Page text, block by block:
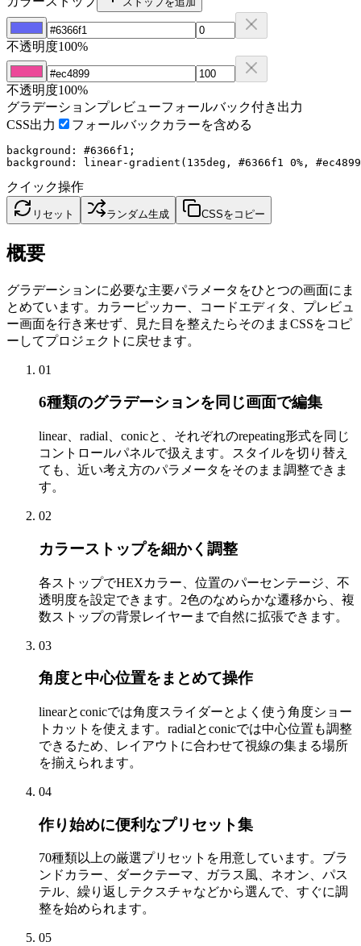
不透明度100%
不透明度100%
グラデーションプレビューフォールバック付き出力
CSS出力
フォールバックカラーを含める
background: #6366f1;
background: linear-gradient(135deg, #6366f1 0%,
クイック操作
リセット ランダム生成 CSSをコピー
概要
グラデーションに必要な主要パラメータをひとつの画面にま
とめています。カラーピッカー、コードエディタ、プレビュ
ー画面を行き来せず、見た目を整えたらそのままCSSをコピ
ーしてプロジェクトに戻せます。
01
6種類のグラデーションを同じ画面で編集
linear、radial、conicと、それぞれのrepeating形式を同じ
コントロールパネルで扱えます。スタイルを切り替え
ても、近い考え方のパラメータをそのまま調整できま
す。
02
カラーストップを細かく調整
各ストップでHEXカラー、位置のパーセンテージ、不
透明度を設定できます。2色のなめらかな遷移から、複
数ストップの背景レイヤーまで自然に拡張できます。
03
角度と中心位置をまとめて操作
linearとconicでは角度スライダーとよく使う角度ショー
トカットを使えます。radialとconicでは中心位置も調整
できるため、レイアウトに合わせて視線の集まる場所
を揃えられます。
04
作り始めに便利なプリセット集
70種類以上の厳選プリセットを用意しています。ブラ
ンドカラー、ダークテーマ、ガラス風、ネオン、パス
テル、繰り返しテクスチャなどから選んで、すぐに調
整を始められます。
05